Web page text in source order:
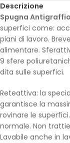
Descrizione
Spugna Antigraffio
superfici come:
piani di lavoro.
alimentare.
9 sfere
dita sulle superfici.
Reteattiva: la
garantisce la
rovinare le
normale. Non
Lavabile anche in